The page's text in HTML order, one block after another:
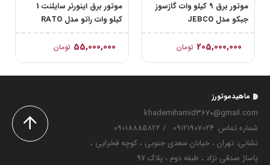
موتور برق 9 کیلو وات گازسوز
جبکو مدل JEBCO
JB10000Triple-F
205,000,000 تومان
موتور برق اینورتر سایلنت 1
کیلو وات راتو مدل RATO
R1500iS
55,000,000 تومان
ماهیدموتورز
khademihamid3670@gmail.com
شماره تماس‌: 09121907024
/
09018885822
نشانی: تهران ، خیابان سعدی جنوبی ، کوچه فخرایی ،
پاساژ صدقی نژاد ، طبقه دوم ، پلاک 97